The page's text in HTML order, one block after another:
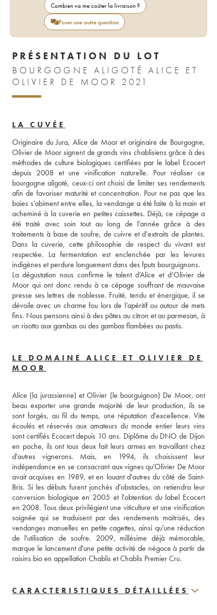
Combien va me coûter la livraison ?
Poser une autre question
PRÉSENTATION DU LOT
BOURGOGNE ALIGOTÉ ALICE ET
OLIVIER DE MOOR 2021
LA CUVÉE
Originaire du Jura, Alice de Moor et originaire de Bourgogne,
Olivier de Moor signent de grands vins chablisiens grâce à des
méthodes de culture biologiques certifiées par le label Ecocert
depuis 2008 et une vinification naturelle. Pour réaliser ce
bourgogne aligoté, ceux-ci ont choisi de limiter ses rendements
afin de favoriser maturité et concentration. Pour ne pas que les
baies s’abiment entre elles, la vendange a été faite à la main et
acheminé à la cuverie en petites caissettes. Déjà, ce cépage a
été traité avec soin tout au long de l’année grâce à des
traitements à base de soufre, de cuivre et d’extraits de plantes.
Dans la cuverie, cette philosophie de respect du vivant est
respectée. La fermentation est enclenchée par les levures
indigènes et perdure longuement dans des fputs bourguignons.
La dégustation nous confirme le talent d’Alice et d’Olivier de
Moor qui ont donc rendu à ce cépage souffrant de mauvaise
presse ses lettres de noblesse. Fruité, tendu et énergique, il se
dévoile avec un charme fou lors de l’apéritif ou autour de mets
fins. Nous pensons ainsi à des pâtes au citron et au parmesan, à
un risotto aux gambas ou des gambas flambées au pastis.
LE DOMAINE ALICE ET OLIVIER DE
MOOR
Alice (la jurassienne) et Olivier (le bourguignon) De Moor, ont
beau exporter une grande majorité de leur production, ils se
sont forgés, au fil du temps, une réputation d'excellence. Vite
écoulés et réservés aux amateurs du monde entier leurs vins
sont certifiés Ecocert depuis 10 ans. Diplôme du DNO de Dijon
en poche, ils ont tous deux fait leurs armes en travaillant chez
d'autres vignerons. Mais, en 1994, ils choisissent leur
indépendance en se consacrant aux vignes qu'Olivier De Moor
avait acquises en 1989, et en louant d'autres du côté de Saint-
Bris. Si les débuts furent jonchés d'obstacles, on retiendra leur
conversion biologique en 2005 et l'obtention du label Ecocert
en 2008. Tous deux privilégient une viticulture et une vinification
soignée qui se traduisent par des rendements maitrisés, des
vendanges manuelles en petite cagettes, ainsi qu'une réduction
de l'utilisation de soufre. 2009, millésime déjà mémorable,
marque le lancement d'une petite activité de négoce à partir de
raisins bio en appellation Chablis et Chablis Premier Cru.
CARACTERISTIQUES DÉTAILLÉES